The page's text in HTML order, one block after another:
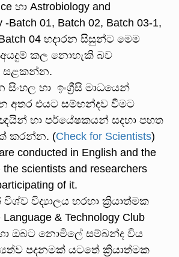
හා Astrobiology and
-Batch 01, Batch 02, Batch 03-1,
Batch 04 හදාරන සිසුන්ට මෙම
අයදුම් කල නොහැකි බව
සළකන්න.
හා ඉංග්‍රීසි මාධයෙන්
අතර එයට සම්භන්දව වීමට
හා පර්යේෂකයන් සදහා පහත
කරන්න. (Check for Scientists)
conducted in English and the
the scientists and researchers
of it.
විද්‍යාලය හරහා ක්‍රියාත්මක
& Technology Club
ඔබට නොමිලේ සම්බන්ද විය
පදනමක් යටතේ ක්‍රියාත්මක